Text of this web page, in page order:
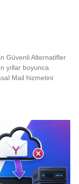
Güvenli Alternatifler
yıllar boyunca
Mail hizmetini